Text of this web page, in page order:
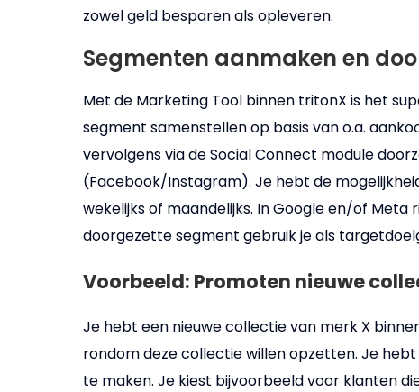
zowel geld besparen als opleveren.
Segmenten aanmaken en
Met de Marketing Tool binnen tritonX is het
segment samenstellen op basis van o.a.
vervolgens via de Social Connect module
(Facebook/Instagram). Je hebt de
wekelijks of maandelijks. In Google en/of
doorgezette segment gebruik je als
Voorbeeld: Promoten nieuwe
Je hebt een nieuwe collectie van merk X
rondom deze collectie willen opzetten. Je
te maken. Je kiest bijvoorbeeld voor klanten